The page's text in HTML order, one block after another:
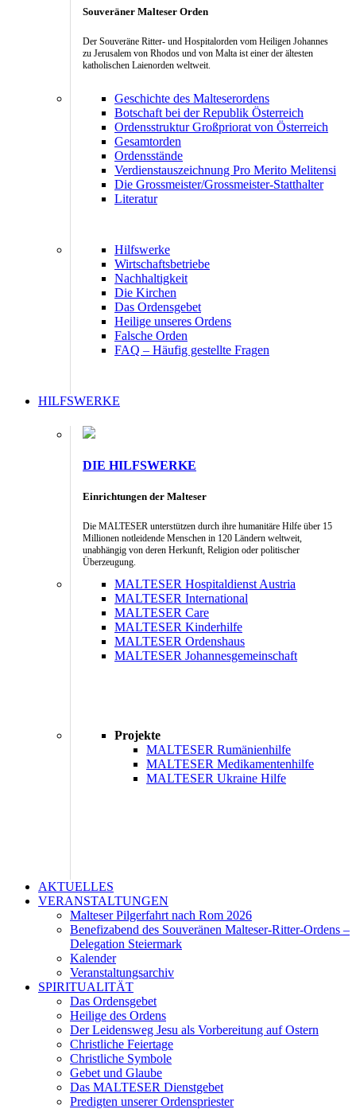
Souveräner Malteser Orden
Der Souveräne Ritter- und Hospitalorden vom Heiligen Johannes
zu Jerusalem von Rhodos und von Malta ist einer der ältesten
katholischen Laienorden weltweit.
Geschichte des Malteserordens
Botschaft bei der Republik Österreich
Ordensstruktur Großpriorat von Österreich
Gesamtorden
Ordensstände
Verdienstauszeichnung Pro Merito Melitensi
Die Grossmeister/Grossmeister-Statthalter
Literatur
Hilfswerke
Wirtschaftsbetriebe
Nachhaltigkeit
Die Kirchen
Das Ordensgebet
Heilige unseres Ordens
Falsche Orden
FAQ – Häufig gestellte Fragen
HILFSWERKE
DIE HILFSWERKE
Einrichtungen der Malteser
Die MALTESER unterstützen durch ihre humanitäre Hilfe über 15
Millionen notleidende Menschen in 120 Ländern weltweit,
unabhängig von deren Herkunft, Religion oder politischer
Überzeugung.
MALTESER Hospitaldienst Austria
MALTESER International
MALTESER Care
MALTESER Kinderhilfe
MALTESER Ordenshaus
MALTESER Johannesgemeinschaft
Projekte
MALTESER Rumänienhilfe
MALTESER Medikamentenhilfe
MALTESER Ukraine Hilfe
AKTUELLES
VERANSTALTUNGEN
Malteser Pilgerfahrt nach Rom 2026
Benefizabend des Souveränen Malteser-Ritter-Ordens –
Delegation Steiermark
Kalender
Veranstaltungsarchiv
SPIRITUALITÄT
Das Ordensgebet
Heilige des Ordens
Der Leidensweg Jesu als Vorbereitung auf Ostern
Christliche Feiertage
Christliche Symbole
Gebet und Glaube
Das MALTESER Dienstgebet
Predigten unserer Ordenspriester